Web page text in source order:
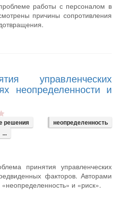
работы с персоналом в
причины сопротивления
управленческих
неопределенности и
решения
неопределенность
...
принятия управленческих
факторов. Авторами
и «риск».